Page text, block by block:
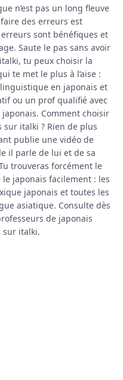
n’est pas un long fleuve
des erreurs est
sont bénéfiques et
Saute le pas sans avoir
tu peux choisir la
te met le plus à l’aise :
en japonais et
ou un prof qualifié avec
Comment choisir
italki ? Rien de plus
publie une vidéo de
il parle de lui et de sa
trouveras forcément le
japonais facilement : les
japonais et toutes les
asiatique. Consulte dès
de japonais
sur italki.